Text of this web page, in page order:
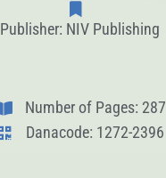
Publisher: NIV Publishing
Number of Pages: 287
Danacode: 1272-2396